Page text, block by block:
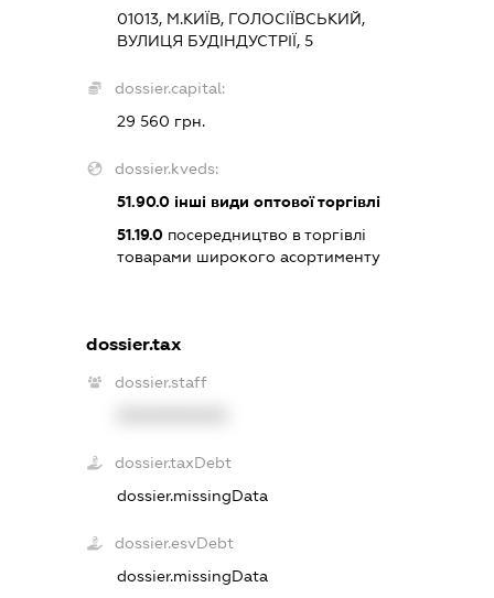
01013, М.КИЇВ, ГОЛОСІЇВСЬКИЙ,
ВУЛИЦЯ БУДІНДУСТРІЇ, 5
dossier.capital:
29 560 грн.
dossier.kveds:
51.90.0 інші види оптової торгівлі
51.19.0 посередництво в торгівлі
товарами широкого асортименту
dossier.tax
dossier.staff
dossier.taxDebt
dossier.missingData
dossier.esvDebt
dossier.missingData